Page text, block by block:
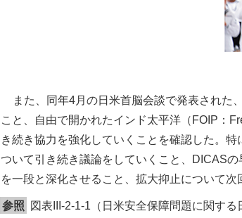
また、同年4月の日米首脳会談で発表された
こと、自由で開かれたインド太平洋（FOIP：
き続き協力を強化していくことを確認した。
ついて引き続き議論をしていくこと、DICAS
を一段と深化させること、拡大抑止について
参照 図表III-2-1-1（日米安全保障問題に関す